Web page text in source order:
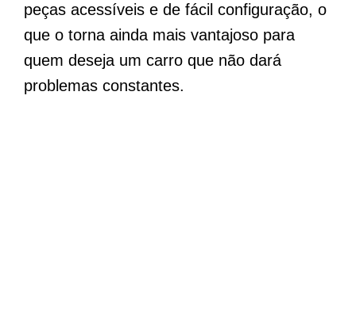
peças acessíveis e de fácil configuração, o
que o torna ainda mais vantajoso para
quem deseja um carro que não dará
problemas constantes.